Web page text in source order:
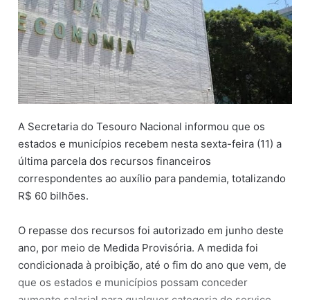
e
-
m
a
i
l
A Secretaria do Tesouro Nacional informou que os
estados e municípios recebem nesta sexta-feira (11) a
última parcela dos recursos financeiros
correspondentes ao auxílio para pandemia, totalizando
R$ 60 bilhões.
O repasse dos recursos foi autorizado em junho deste
ano, por meio de Medida Provisória. A medida foi
condicionada à proibição, até o fim do ano que vem, de
que os estados e municípios possam conceder